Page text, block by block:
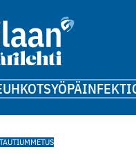
SYÖPÄ
UMMETUS